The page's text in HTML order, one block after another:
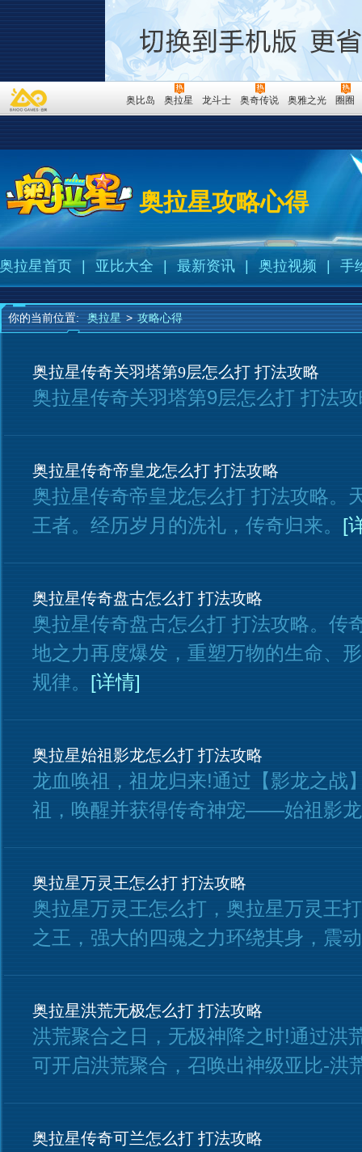
奥比岛 奥拉星 龙斗士 奥奇传说 奥雅之光 圈圈
奥拉星攻略心得
奥拉星首页 亚比大全 最新资讯 奥拉视频 手
你的当前位置: 奥拉星 > 攻略心得
奥拉星传奇关羽塔第9层怎么打 打法攻略
奥拉星传奇关羽塔第9层怎么打 打法
奥拉星传奇帝皇龙怎么打 打法攻略
奥拉星传奇帝皇龙怎么打 打法攻略。
王者。经历岁月的洗礼，传奇归来。 [
奥拉星传奇盘古怎么打 打法攻略
奥拉星传奇盘古怎么打 打法攻略。传
地之力再度爆发，重塑万物的生命、
规律。 [详情]
奥拉星始祖影龙怎么打 打法攻略
龙血唤祖，祖龙归来!通过【影龙之战
祖，唤醒并获得传奇神宠——始祖影
奥拉星万灵王怎么打 打法攻略
奥拉星万灵王怎么打，奥拉星万灵王
之王，强大的四魂之力环绕其身，震
奥拉星洪荒无极怎么打 打法攻略
洪荒聚合之日，无极神降之时!通过洪
可开启洪荒聚合，召唤出神级亚比-洪
奥拉星传奇可兰怎么打 打法攻略